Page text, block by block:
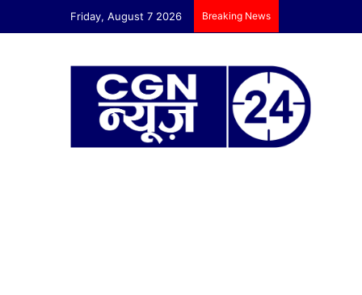
Friday, August 7 2026 Breaking News